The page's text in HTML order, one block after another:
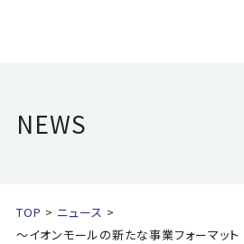
NEWS
TOP
ニュース
～イオンモールの新たな事業フォーマッ